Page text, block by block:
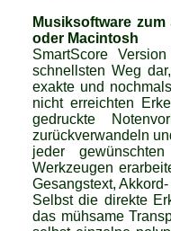
Musiksoftware
oder Macintosh
SmartScore
schnellsten Weg
exakte und
nicht erreichten
gedruckte
zurückverwandeln
jeder
Werkzeugen
Gesangstext,
Selbst die direkte
das mühsame